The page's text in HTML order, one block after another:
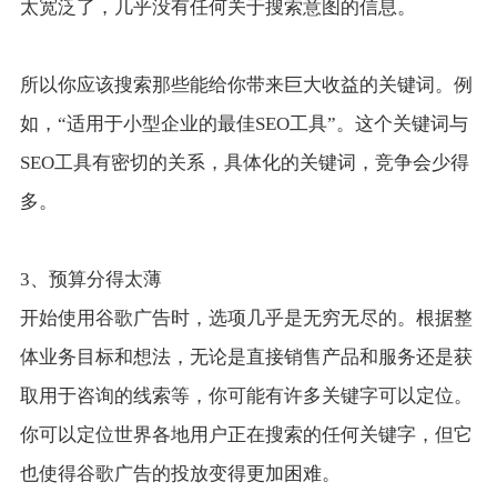
太宽泛了，几乎没有任何关于搜索意图的信息。
所以你应该搜索那些能给你带来巨大收益的关键词。例
如，“适用于小型企业的最佳SEO工具”。这个关键词与
SEO工具有密切的关系，具体化的关键词，竞争会少得
多。
3、预算分得太薄
开始使用谷歌广告时，选项几乎是无穷无尽的。根据整
体业务目标和想法，无论是直接销售产品和服务还是获
取用于咨询的线索等，你可能有许多关键字可以定位。
你可以定位世界各地用户正在搜索的任何关键字，但它
也使得谷歌广告的投放变得更加困难。